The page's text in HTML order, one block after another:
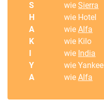
S wieSierra
H
wie Hotel
A
wieAlfa
K
wie Kilo
wie India
Y
wie Yankee
A
wieAlfa